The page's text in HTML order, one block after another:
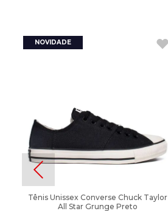
Tênis Unissex Converse Chuck Taylor
All Star Grunge Preto